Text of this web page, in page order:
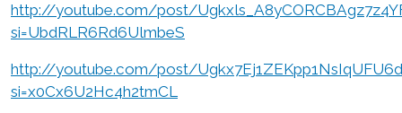
http://youtube.com/post/
si=UbdRLR6Rd6UlmbeS
http://youtube.com/post/
si=x0Cx6U2Hc4h2tmCL